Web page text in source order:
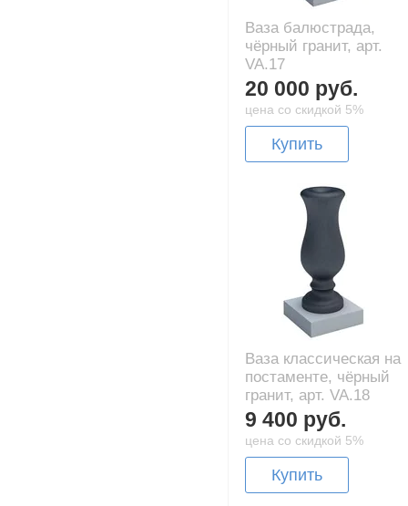
Ваза балюстрада,
чёрный гранит, арт.
VA.17
20 000 руб.
цена со скидкой 5%
Купить
Ваза классическая на
постаменте, чёрный
гранит, арт. VA.18
9 400 руб.
цена со скидкой 5%
Купить